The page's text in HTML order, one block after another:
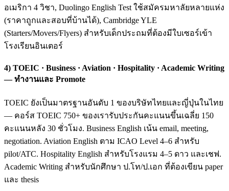
อเมริกา 4 วิชา, Duolingo English Test ใช้สมัครมหาลัยหลายแห่ง
(ราคาถูกและสอบที่บ้านได้), Cambridge YLE
(Starters/Movers/Flyers) สำหรับเด็กประถมที่ต้องมีใบเซอร์เข้า
โรงเรียนอินเตอร์
4) TOEIC · Business · Aviation · Hospitality · Academic Writing
— ทำงานและ Promote
TOEIC ยังเป็นมาตรฐานอันดับ 1 ของบริษัทไทยและญี่ปุ่นในไทย
— คอร์ส TOEIC 750+ ของเรารับประกันคะแนนขึ้นเฉลี่ย 150
คะแนนหลัง 30 ชั่วโมง. Business English เน้น email, meeting,
negotiation. Aviation English ตาม ICAO Level 4–6 สำหรับ
pilot/ATC. Hospitality English สำหรับโรงแรม 4–5 ดาว และเชฟ.
Academic Writing สำหรับนักศึกษา ป.โท/ป.เอก ที่ต้องเขียน paper
และ thesis